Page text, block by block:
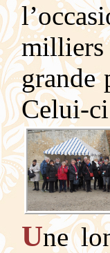
milliers
grande
Celui-
Une